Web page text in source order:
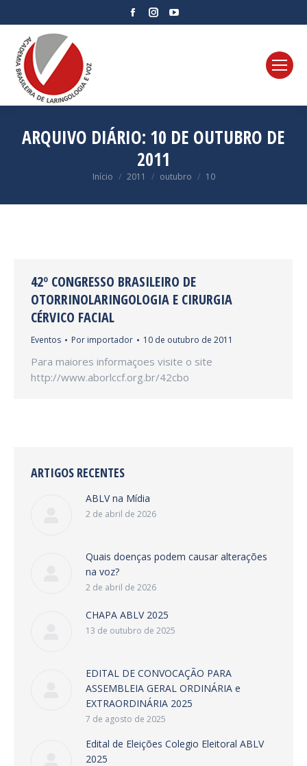
FacebookInstagram
ARQUIVO DIÁRIO: 10 DE OUTUBRO DE
2011
Você está aqui:
Início 2011 outubro 10
42º CONGRESSO BRASILEIRO DE
OTORRINOLARINGOLOGIA E CIRURGIA
CÉRVICO FACIAL
Eventos Por importador 10 de outubro de 2011
Para maiores informaçoes visite o site
http://www.aborlccf.org.br/42cbo
ARTIGOS RECENTES
ABLV na Mídia
2 de abril de 2026
Quais doenças podem causar alterações
na voz?
2 de abril de 2026
CHAPA ABLV 2025
13 de outubro de 2025
EDITAL DE CONVOCAÇÃO PARA
ASSEMBLEIA GERAL ORDINÁRIA e
EXTRAORDINÁRIA 2025
7 de agosto de 2025
Edital de Eleições Colegio Eleitoral ABLV
2025